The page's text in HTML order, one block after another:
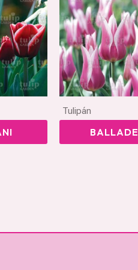
Tulipán
BALLADE